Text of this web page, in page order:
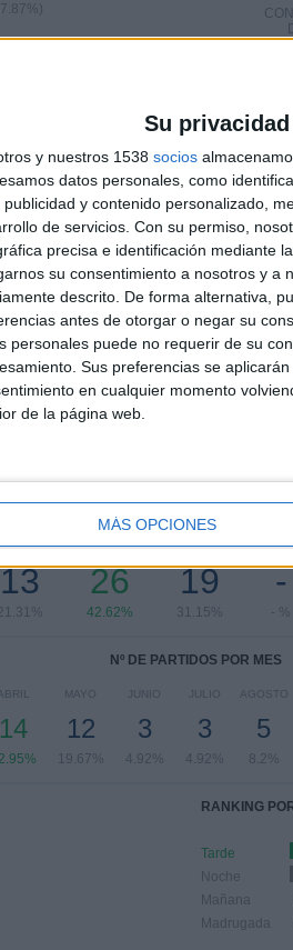
Su
y nuestros 1538 socios
datos personales, como
publicidad y contenido personalizado,
de servicios. Con su permiso,
precisa e identificación mediante
su consentimiento a nosotros y a
descrito. De forma alternativa,
antes de otorgar o negar su
personales puede no requerir de su
Sus preferencias se
en cualquier momento
de la página web.
MÁS OPCIONES
RANKING
Copa Libertadores
Copa Sudamericana
Amistoso
Serie Río de la Plata
Nº DE PARTIDOS POR DÍA DE LA
13
MIÉRCOLES
26
42.62%
JUEVES
19
31.15%
-
- %
Nº DE PARTIDOS POR MES
14
MAYO
12
19.67%
JUNIO
3
4.92%
JULIO
3
4.92%
AGOSTO
5
8.2%
RANKING
Tarde
Noche
Mañana
Madrugada